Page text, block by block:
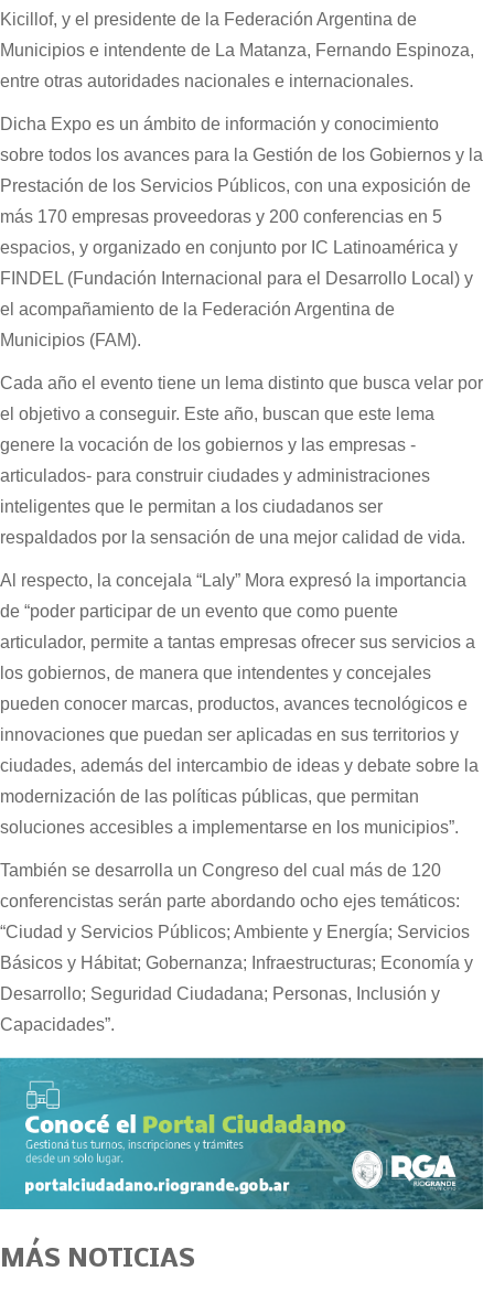
Kicillof, y el presidente de la Federación Argentina de
Municipios e intendente de La Matanza, Fernando Espinoza,
entre otras autoridades nacionales e internacionales.
Dicha Expo es un ámbito de información y conocimiento
sobre todos los avances para la Gestión de los Gobiernos y la
Prestación de los Servicios Públicos, con una exposición de
más 170 empresas proveedoras y 200 conferencias en 5
espacios, y organizado en conjunto por IC Latinoamérica y
FINDEL (Fundación Internacional para el Desarrollo Local) y
el acompañamiento de la Federación Argentina de
Municipios (FAM).
Cada año el evento tiene un lema distinto que busca velar por
el objetivo a conseguir. Este año, buscan que este lema
genere la vocación de los gobiernos y las empresas -
articulados- para construir ciudades y administraciones
inteligentes que le permitan a los ciudadanos ser
respaldados por la sensación de una mejor calidad de vida.
Al respecto, la concejala “Laly” Mora expresó la importancia
de “poder participar de un evento que como puente
articulador, permite a tantas empresas ofrecer sus servicios a
los gobiernos, de manera que intendentes y concejales
pueden conocer marcas, productos, avances tecnológicos e
innovaciones que puedan ser aplicadas en sus territorios y
ciudades, además del intercambio de ideas y debate sobre la
modernización de las políticas públicas, que permitan
soluciones accesibles a implementarse en los municipios”.
También se desarrolla un Congreso del cual más de 120
conferencistas serán parte abordando ocho ejes temáticos:
“Ciudad y Servicios Públicos; Ambiente y Energía; Servicios
Básicos y Hábitat; Gobernanza; Infraestructuras; Economía y
Desarrollo; Seguridad Ciudadana; Personas, Inclusión y
Capacidades”.
MÁS NOTICIAS